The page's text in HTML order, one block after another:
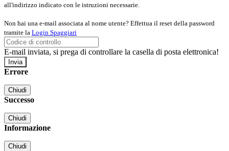
all'indirizzo indicato con le istruzioni necessarie.
Non hai una e-mail associata al nome utente? Effettua il reset della password
tramite la Login Spaggiari
E-mail inviata, si prega di controllare la casella di posta elettronica!
Errore
Chiudi
Successo
Chiudi
Informazione
Chiudi